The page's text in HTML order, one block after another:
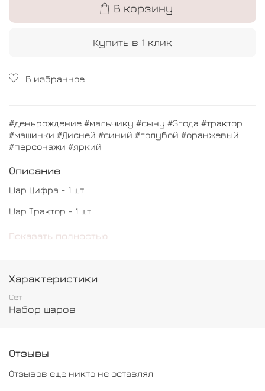
В корзину
Купить в 1 клик
В избранное
#деньрождение #мальчику #сыну #3года #трактор
#машинки #Дисней #синий #голубой #оранжевый
#персонажи #яркий
Описание
Шар Цифра - 1 шт
Шар Трактор - 1 шт
Шар хром - 4 шт
Шар обычный - 4 шт
Показать полностью
Характеристики
Сет
Набор шаров
Отзывы
Отзывов еще никто не оставлял